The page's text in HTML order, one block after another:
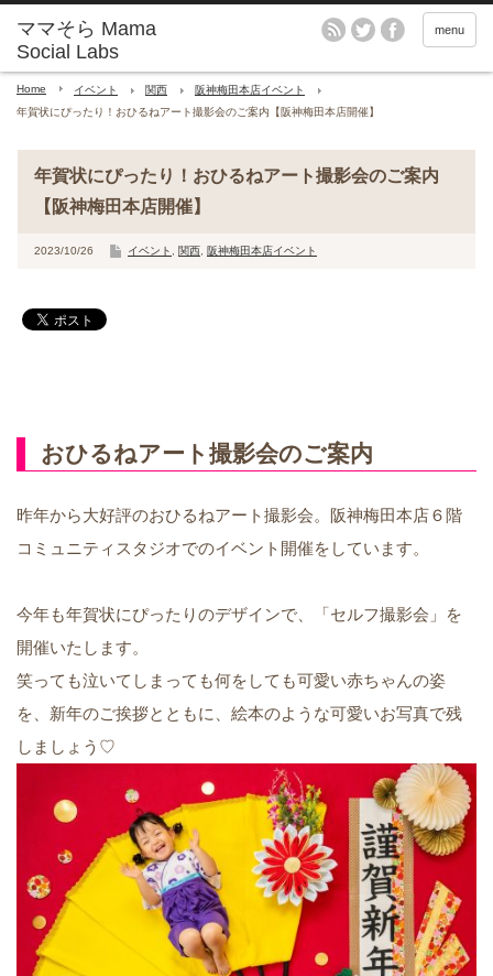
menu
Home イベント 関西
阪神梅田本店イベント
年賀状にぴったり！おひるねアート撮影会のご案内【阪神梅田本店開催】
年賀状にぴったり！おひるねアート撮影会のご案内
【阪神梅田本店開催】
2023/10/26 イベント 関西 阪神梅田本店イベント
おひるねアート撮影会のご案内
昨年から大好評のおひるねアート撮影会。阪神梅田本店６階
コミュニティスタジオでのイベント開催をしています。
今年も年賀状にぴったりのデザインで、「セルフ撮影会」を
開催いたします。
笑っても泣いてしまっても何をしても可愛い赤ちゃんの姿
を、新年のご挨拶とともに、絵本のような可愛いお写真で残
しましょう♡